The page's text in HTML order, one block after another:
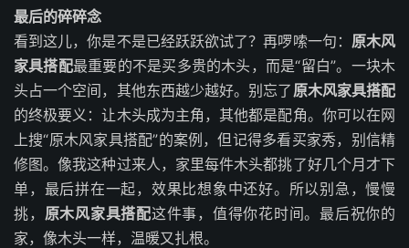
最后的碎碎念
看到这儿，你是不是已经跃跃欲试了？再啰嗦一句： 原木风
家具搭配最重要的不是买多贵的木头，而是“留白”。一块木
头占一个空间，其他东西越少越好。别忘了 原木风家具搭配
的终极要义：让木头成为主角，其他都是配角。你可以在网
上搜“原木风家具搭配”的案例，但记得多看买家秀，别信精
修图。像我这种过来人，家里每件木头都挑了好几个月才下
单，最后拼在一起，效果比想象中还好。所以别急，慢慢
挑， 原木风家具搭配这件事，值得你花时间。最后祝你的
家，像木头一样，温暖又扎根。